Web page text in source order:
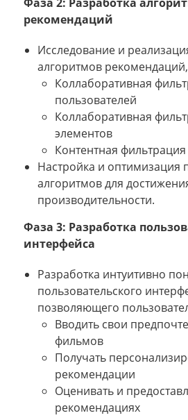
рекомендаций
Исследование и
алгоритмов рекомендаций,
Коллаборативная
пользователей
Коллаборативная
элементов
Контентная фильтрация
Настройка и оптимизация
алгоритмов для
производительности.
Фаза 3: Разработка
интерфейса
Разработка интуитивно
пользовательского
позволяющего
Вводить свои
фильмов
Получать
рекомендации
Оценивать и
рекомендациях